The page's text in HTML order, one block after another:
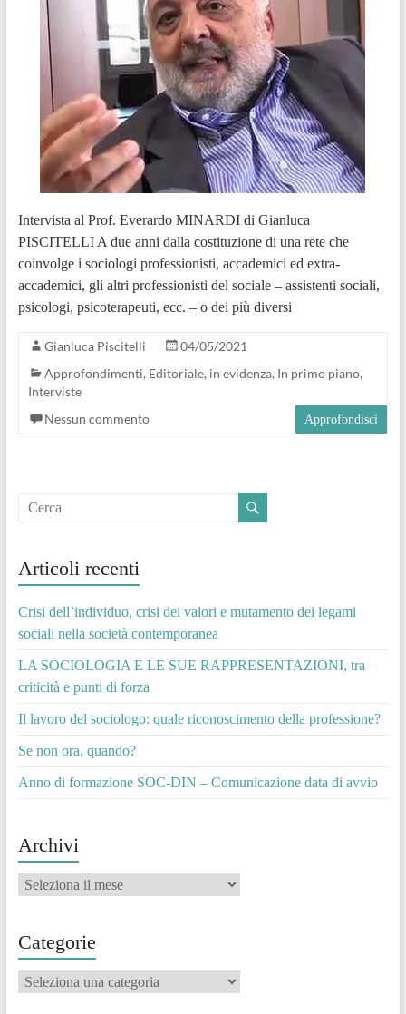
Intervista al Prof. Everardo MINARDI di Gianluca
PISCITELLI A due anni dalla costituzione di una rete che
coinvolge i sociologi professionisti, accademici ed extra-
accademici, gli altri professionisti del sociale – assistenti sociali,
psicologi, psicoterapeuti, ecc. – o dei più diversi
Gianluca Piscitelli
04/05/2021
Approfondimenti, Editoriale, in evidenza, In primo piano,
Interviste
Nessun commento
Approfondisci
Articoli recenti
Crisi dell’individuo, crisi dei valori e mutamento dei legami
sociali nella società contemporanea
LA SOCIOLOGIA E LE SUE RAPPRESENTAZIONI, tra
criticità e punti di forza
Il lavoro del sociologo: quale riconoscimento della professione?
Se non ora, quando?
Anno di formazione SOC-DIN – Comunicazione data di avvio
Archivi
Archivi
Categorie
Categorie